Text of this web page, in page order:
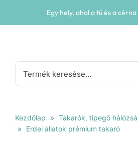
Egy hely, ahol a tű és a
Keresés...
Kezdőlap » Takarók, tipegő
» Erdei állatok prémium takaró